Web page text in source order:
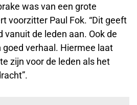
was van een grote
voorzitter Paul Fok. “Dit geeft
vanuit de leden aan. Ook de
goed verhaal. Hiermee laat
zijn voor de leden als het